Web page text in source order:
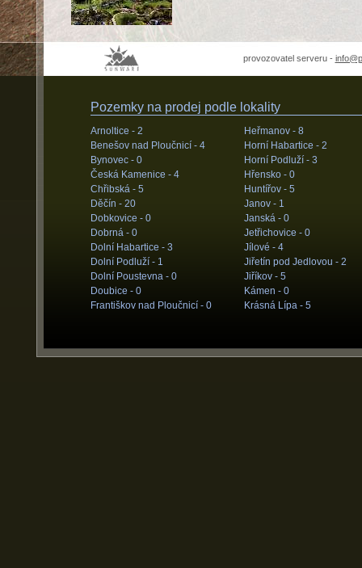
provozovatel serveru -
Pozemky na prodej podle lokality
Arnoltice - 2
Benešov nad Ploučnicí - 4
Bynovec - 0
Česká Kamenice - 4
Chřibská - 5
Děčín - 20
Dobkovice - 0
Dobrná - 0
Dolní Habartice - 3
Dolní Podluží - 1
Dolní Poustevna - 0
Doubice - 0
Františkov nad Ploučnicí - 0
Heřmanov - 8
Horní Habartice - 2
Horní Podluží - 3
Hřensko - 0
Huntířov - 5
Janov - 1
Janská - 0
Jetřichovice - 0
Jílové - 4
Jiřetín pod Jedlovou - 2
Jiříkov - 5
Kámen - 0
Krásná Lípa - 5